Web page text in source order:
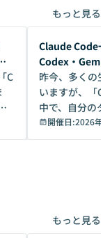
ンを正しく理解
ニアもデザイナー
、UXデザインから
インに関するディ
、企業としてデザ
て証明するべく
職種や役職を問わ
ープンに共有し
標に紐づいて業務
もっと見る
C
開催前
Claude Code一
Codex・
昨今、多くの生
いますが、「
中で、自分のタ
いいのか」を自
か？ 「なんとなく誰かが良いと言っていた
は、評判では
ているAIを選ぶこ
開催日:2026年8
もっと見る